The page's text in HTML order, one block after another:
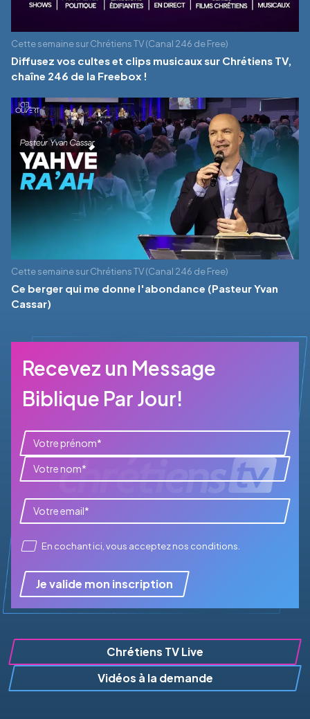
Cette semaine sur Chrétiens TV (Canal 246 de Free)
Diffusez vos cultes et clips musicaux sur Chrétiens TV,
chaîne 246 de la Freebox !
Cette semaine sur Chrétiens TV (Canal 246 de Free)
Ce berger qui me donne l'abondance (Pasteur Yvan
Cassar)
Recevez un Message
Biblique Par Jour!
En cochant ici, vous accepteznos conditions
Je valide mon inscription
Chrétiens TV Live
Vidéos à la demande